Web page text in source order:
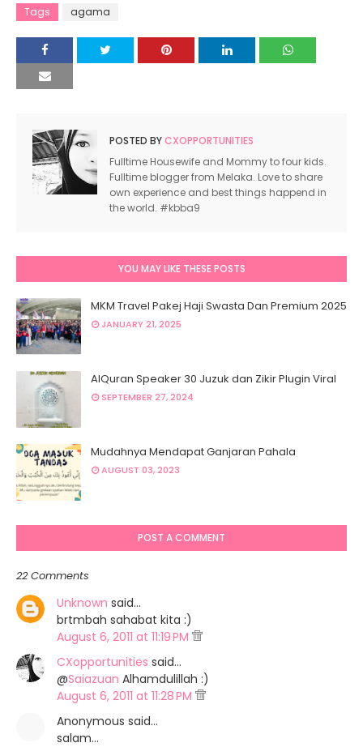
Tags agama
POSTED BYCXOPPORTUNITIES
Fulltime Housewife and Mommy to four kids.
Fulltime blogger from Melaka. Love to share
own experience and best things happend in
the world. #kbba9
YOU MAY LIKE THESE POSTS
MKM Travel Pakej Haji Swasta Dan Premium 2025
JANUARY 21, 2025
AlQuran Speaker 30 Juzuk dan Zikir Plugin Viral
SEPTEMBER 27, 2024
Mudahnya Mendapat Ganjaran Pahala
AUGUST 03, 2023
POST A COMMENT
22 Comments
Unknown said…
brtmbah sahabat kita :)
August 6, 2011 at 11:19 PM
CXopportunities said…
@Saiazuan Alhamdulillah :)
August 6, 2011 at 11:28 PM
Anonymous said…
salam...